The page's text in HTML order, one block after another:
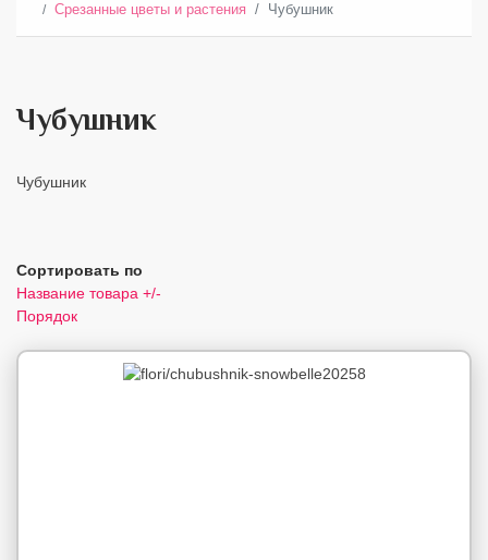
Срезанные цветы и растения
Чубушник
Чубушник
Чубушник
Сортировать по
Название товара +/-
Порядок